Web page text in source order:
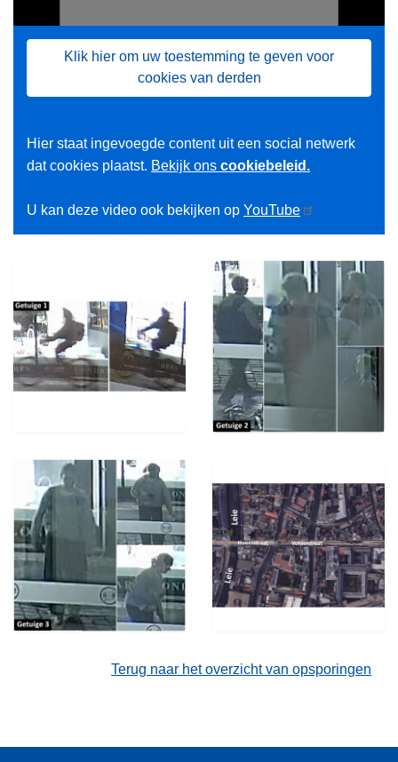
Klik hier om uw toestemming te geven voor
cookies van derden
Hier staat ingevoegde content uit een social netwerk
dat cookies plaatst. Bekijk ons cookiebeleid.
U kan deze video ook bekijken op YouTube
Terug naar het overzicht van opsporingen